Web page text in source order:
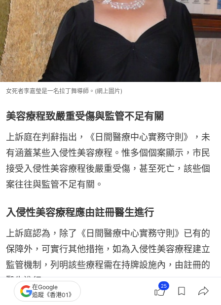
女死者李嘉瑩是一名拉丁舞導師。(網上圖片)
美容療程致嚴重受傷與監管不足有關
上訴庭在判辭指出，《日間醫療中心實務守則》，未
有涵蓋某些入侵性美容療程。惟多個個案顯示，市民
接受入侵性美容療程後嚴重受傷，甚至死亡，該些個
案往往與監管不足有關。
入侵性美容療程應由註冊醫生進行
上訴庭認為，除了《日間醫療中心實務守則》已有的
保障外，可實行其他措拖，如為入侵性美容療程建立
監管機制，列明該些療程需在持牌設施內，由註冊的
醫生進行。
在Google
追蹤《香港01》
25